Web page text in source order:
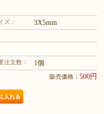
ズ： 3X5mm
注文数： 1個
販売価格： 500円